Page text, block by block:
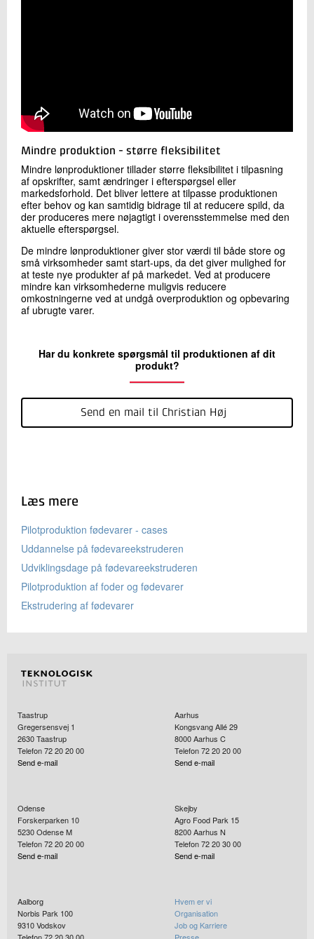
Mindre produktion - større fleksibilitet
Mindre lønproduktioner tillader større fleksibilitet i tilpasning
af opskrifter, samt ændringer i efterspørgsel eller
markedsforhold. Det bliver lettere at tilpasse produktionen
efter behov og kan samtidig bidrage til at reducere spild, da
der produceres mere nøjagtigt i overensstemmelse med den
aktuelle efterspørgsel.
De mindre lønproduktioner giver stor værdi til både store og
små virksomheder samt start-ups, da det giver mulighed for
at teste nye produkter af på markedet. Ved at producere
mindre kan virksomhederne muligvis reducere
omkostningerne ved at undgå overproduktion og opbevaring
af ubrugte varer.
Har du konkrete spørgsmål til produktionen af dit
produkt?
Send en mail til Christian Høj
Læs mere
Pilotproduktion fødevarer - cases
Uddannelse på fødevareekstruderen
Udviklingsdage på fødevareekstruderen
Pilotproduktion af foder og fødevarer
Ekstrudering af fødevarer
Taastrup
Gregersensvej 1
2630Taastrup
Telefon 72 20 20 00
Send e-mail
Aarhus
Kongsvang Allé 29
8000Aarhus C
Telefon 72 20 20 00
Send e-mail
Odense
Forskerparken 10
5230Odense M
Telefon 72 20 20 00
Send e-mail
Skejby
Agro Food Park 15
8200Aarhus N
Telefon 72 20 30 00
Send e-mail
Aalborg
Norbis Park 100
9310Vodskov
Hvem er vi
Organisation
Job og Karriere